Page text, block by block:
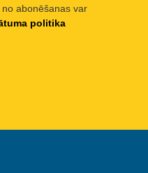
abonēšanas var
politika